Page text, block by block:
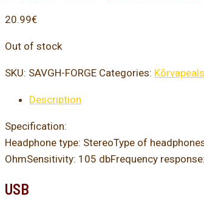
20.99€
Out of stock
SKU: SAVGH-FORGE Categories:
Description
Specification:
Headphone type: StereoType of
OhmSensitivity: 105 dbFrequency
USB